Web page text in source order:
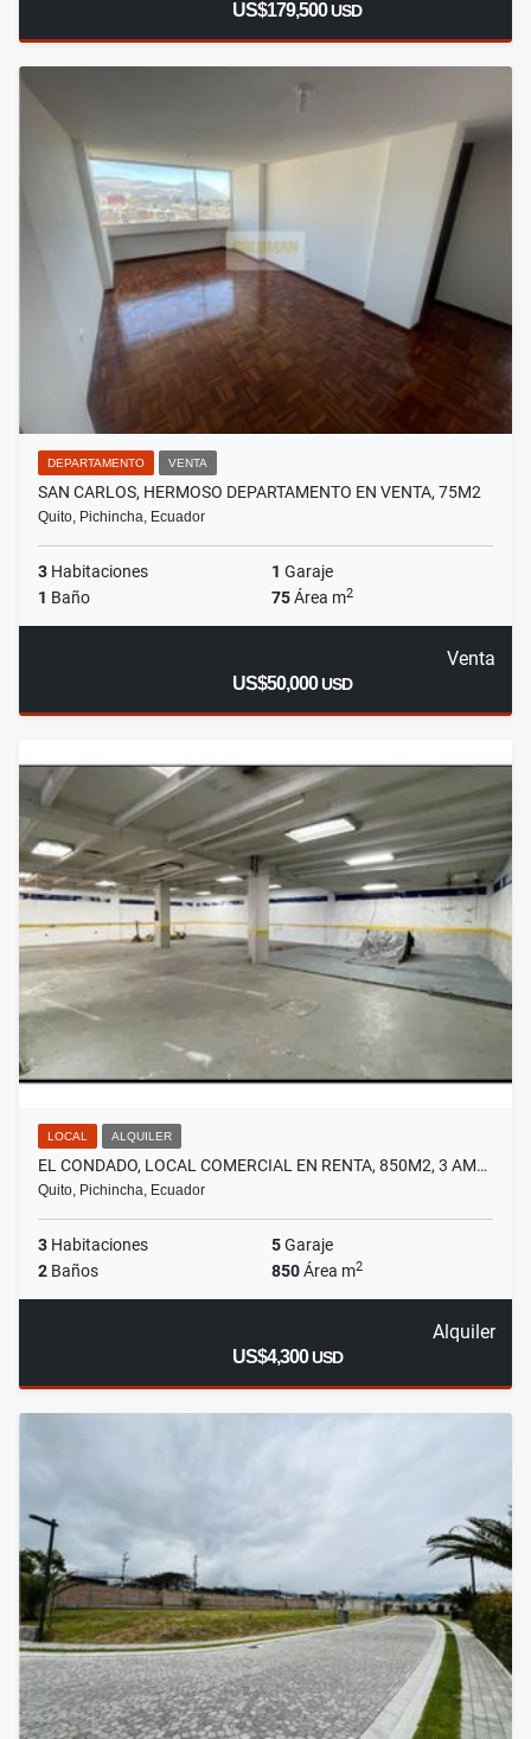
US$179,500USD
DEPARTAMENTO VENTA
SAN CARLOS, HERMOSO DEPARTAMENTO EN VENTA, 75M2
Quito, Pichincha, Ecuador
3 Habitaciones 1 Garaje
1 Baño 75Área m2
Venta
US$50,000USD
LOCAL ALQUILER
EL CONDADO, LOCAL COMERCIAL EN RENTA, 850M2, 3 AM…
Quito, Pichincha, Ecuador
3 Habitaciones 5Garaje
2 Baños 850Área m2
Alquiler
US$4,300USD